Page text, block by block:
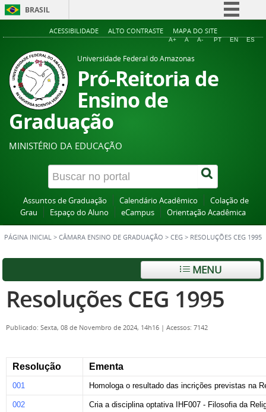
BRASIL
Simplifique!
Acesso à informação
ACESSIBILIDADE ALTO CONTRASTE MAPA DO SITE
A+ A A- PT EN ES
Universidade Federal do Amazonas
Pró-Reitoria de
Ensino de
Graduação
MINISTÉRIO DA EDUCAÇÃO
Assuntos de Graduação Calendário Acadêmico
Colação de
Grau
Espaço do Aluno eCampus Orientação Acadêmica
PÁGINA INICIAL > CÂMARA ENSINO DE GRADUAÇÃO > CEG > RESOLUÇÕES CEG 1995
MENU
Resoluções CEG 1995
Publicado: Sexta, 08 de Novembro de 2024, 14h16 | Acessos: 7142
Resolução Ementa
001 Homologa o resultado das incrições previstas na
002 Cria a disciplina optativa IHF007 - Filosofia da